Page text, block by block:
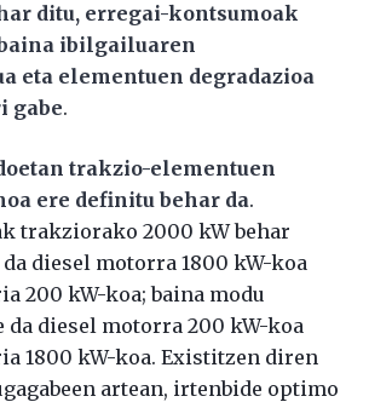
ditu, erregai-kontsumoak
ibilgailuaren
eta elementuen degradazioa
gabe.
trakzio-elementuen
ere definitu behar da.
trakziorako 2000 kW behar
diesel motorra 1800 kW-koa
200 kW-koa; baina modu
da diesel motorra 200 kW-koa
1800 kW-koa. Existitzen diren
artean, irtenbide optimo